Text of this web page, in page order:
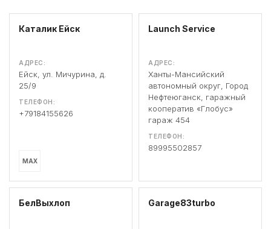
Каталик Ейск
АДРЕС:
Ейск, ул. Мичурина, д.
25/9
ТЕЛЕФОН:
+79184155626
MAX
Launch Service
АДРЕС:
Ханты-Мансийский
автономный округ, Город
Нефтеюганск, гаражный
кооператив «Глобус»
гараж 454
ТЕЛЕФОН:
89995502857
БелВыхлоп Garage83turbo